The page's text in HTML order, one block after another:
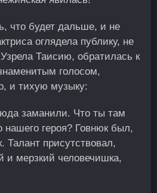
что будет дальше, и не
оглядела публику, не
Таисию, обратилась к
голосом,
и тихую музыку:
заманили. Что ты там
нашего героя? Говнюк был,
Талант присутствовал,
и мерзкий человечишка,